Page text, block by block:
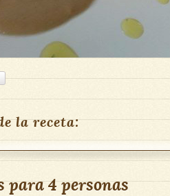
la receta:
para4 personas